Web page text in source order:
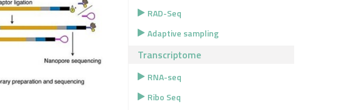
RAD-Seq
Adaptive sampling
Transcriptome
RNA-seq
Ribo Seq